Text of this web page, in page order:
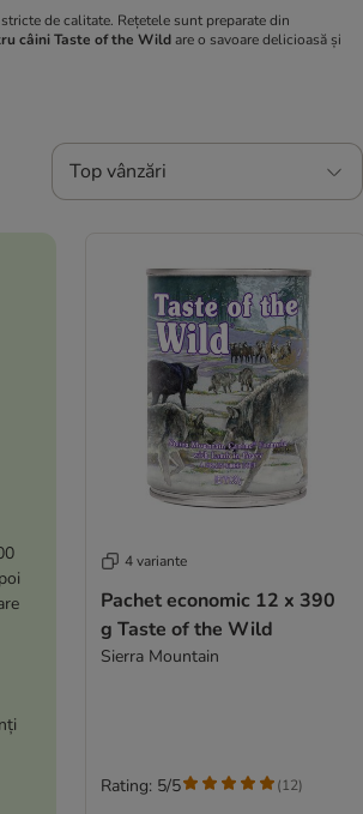
de calitate. Rețetele sunt preparate din
câini Taste of the Wildare o savoare delicioasă și
Top vânzări
4 variante
Pachet economic 12 x 390
g Taste of the Wild
Sierra Mountain
Rating: 5/5 (12)